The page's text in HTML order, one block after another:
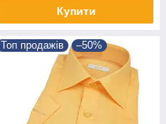
Купити
Топ продажів –50%